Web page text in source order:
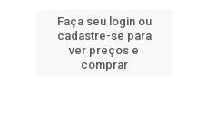
Faça seu login ou
cadastre-se para
ver preços e
comprar